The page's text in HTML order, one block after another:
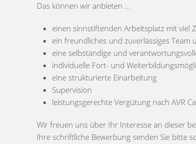
Das können wir anbieten …
einen sinnstiftenden Arbeitsplatz mit viel
ein freundliches und zuverlässiges
eine selbständige und
individuelle Fort- und
eine strukturierte Einarbeitung
Supervision
leistungsgerechte Vergütung nach AVR
Wir freuen uns über Ihr Interesse an dieser
Ihre schriftliche Bewerbung senden Sie bitte